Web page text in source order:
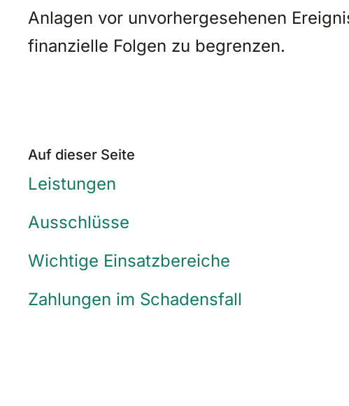
Anlagen vor unvorhergesehenen
finanzielle Folgen zu begrenzen.
Auf dieser Seite
Leistungen
Ausschlüsse
Wichtige Einsatzbereiche
Zahlungen im Schadensfall